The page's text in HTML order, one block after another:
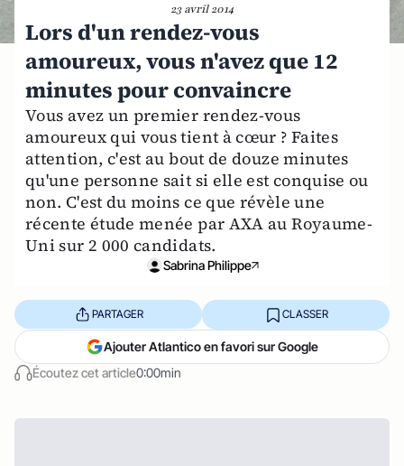
23 avril 2014
Lors d'un rendez-vous
amoureux, vous n'avez que 12
minutes pour convaincre
Vous avez un premier rendez-vous
amoureux qui vous tient à cœur ? Faites
attention, c'est au bout de douze minutes
qu'une personne sait si elle est conquise ou
non. C'est du moins ce que révèle une
récente étude menée par AXA au Royaume-
Uni sur 2 000 candidats.
Sabrina Philippe
Écoutez cet article0:00min
PARTAGER CLASSER
Ajouter Atlantico en favori sur Google